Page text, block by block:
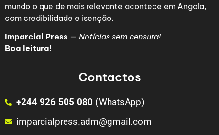
mundo o que de mais relevante acontece em Angola,
com credibilidade e isenção.
Imparcial Press — Notícias sem censura!
Boa leitura!
Contactos
+244 926 505 080 (WhatsApp)
imparcialpress.adm@gmail.com